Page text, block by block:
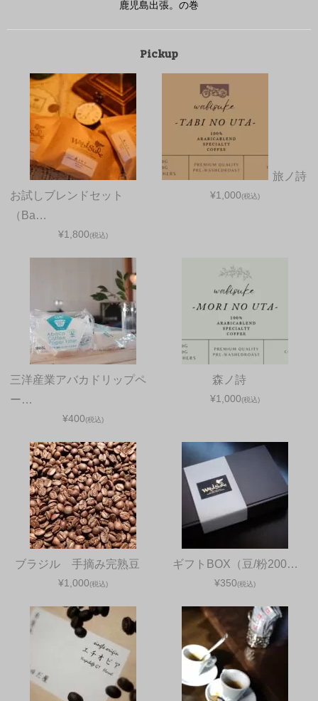
鹿児島出張。の巻
Pickup
お試しブレンドセット
（Ba…
¥1,800(税込)
旅ノ詩
¥1,000(税込)
三洋産業アバカドリップペ
ー…
¥400(税込)
森ノ詩
¥1,000(税込)
ブラジル 手摘み完熟豆
¥1,000(税込)
ギフトBOX（豆/粉200…
¥350(税込)